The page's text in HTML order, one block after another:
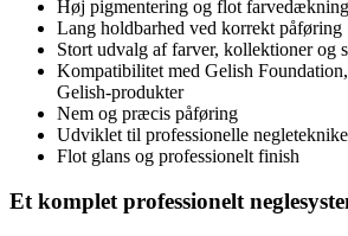
Høj pigmentering og flot farvedækning
Lang holdbarhed ved korrekt påføring
Stort udvalg af farver, kollektioner og
Kompatibilitet med Gelish
Gelish-produkter
Nem og præcis påføring
Udviklet til professionelle
Flot glans og professionelt finish
Et komplet professionelt